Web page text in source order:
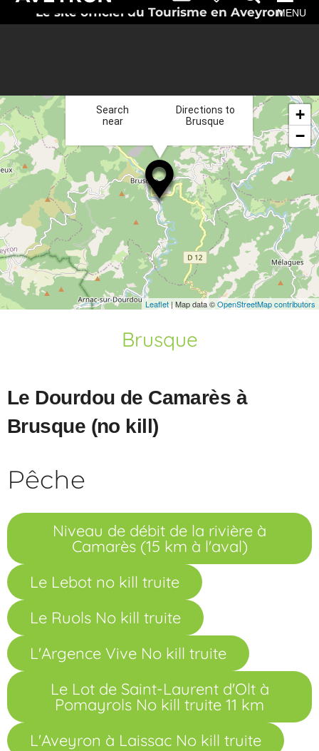
Le site officiel du Tourisme en AveyronMENU
Search
near
Directions to
Brusque
+
−
Leaflet | Map data ©OpenStreetMap contributors
Brusque
Le Dourdou de Camarès à
Brusque (no kill)
Pêche
Niveau de débit de la rivière à
Camarès (15 km à l'aval)
Le Lebot no kill truite
Le Ruols No kill truite
L'Argence Vive No kill truite
Le Lot de Saint-Laurent d'Olt à
Pomayrols No kill truite 11 km
L'Aveyron à Laissac No kill truite